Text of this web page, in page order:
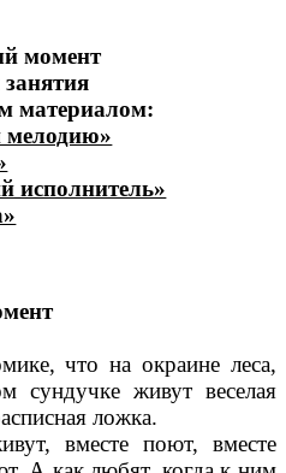
момент
материалом:
мелодию»
исполнитель»
что на окраине леса,
сундучке живут веселая
ложка.
вместе поют, вместе